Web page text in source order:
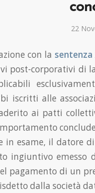
22
con la sentenza
post-corporativi di
iscritti alle
ai patti
in esame, il datore
ingiuntivo emesso
pagamento di un
dalla società